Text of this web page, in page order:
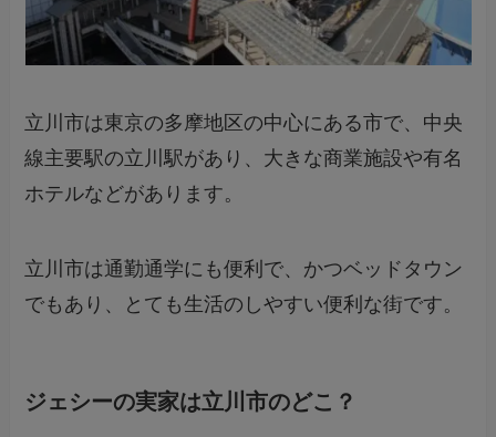
立川市は東京の多摩地区の中心にある市で、中央
線主要駅の立川駅があり、大きな商業施設や有名
ホテルなどがあります。
立川市は通勤通学にも便利で、かつベッドタウン
でもあり、とても生活のしやすい便利な街です。
ジェシーの実家は立川市のどこ？